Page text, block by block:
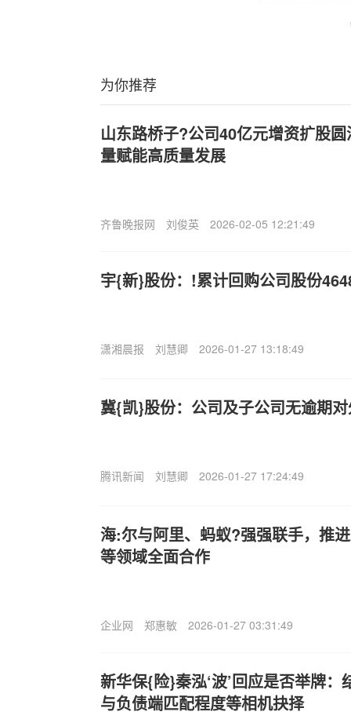
为你推荐
山东路桥子?公司40亿元增资扩股
量赋能高质量发展
齐鲁晚报网 刘俊英 2026-02-05 12:21:49
宇{新}股份：!累计回购公司股份
潇湘晨报 刘慧卿 2026-01-27 13:18:49
冀{凯}股份：公司及子公司无逾期
腾讯新闻 刘慧卿 2026-01-27 17:24:49
海:尔与阿里、蚂蚁?强强联手，推
等领域全面合作
企业网 郑惠敏 2026-01-27 03:31:49
新华保{险}秦泓‘波’回应是否举牌
与负债端匹配程度等相机抉择